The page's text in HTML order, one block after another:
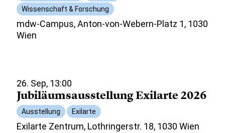
Wissenschaft & Forschung
mdw-Campus, Anton-von-Webern-Platz 1, 1030
Wien
26. Sep, 13:00
Jubiläumsausstellung Exilarte 2026
Ausstellung Exilarte
Exilarte Zentrum, Lothringerstr. 18, 1030 Wien